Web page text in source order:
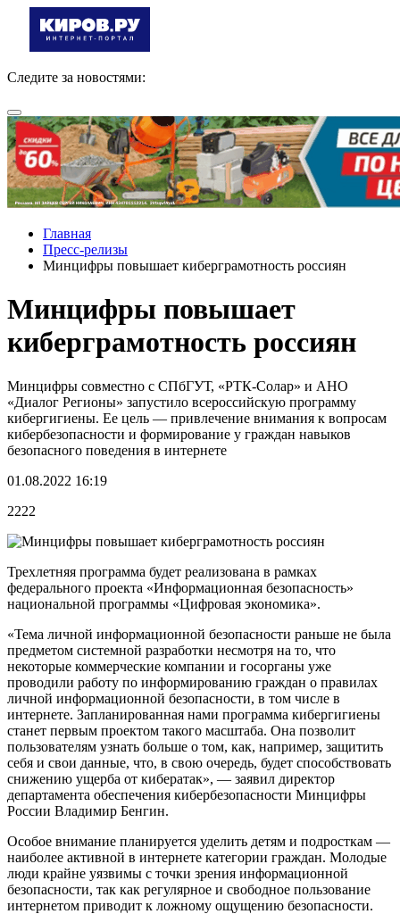
Следите за новостями:
Главная
Пресс-релизы
Минцифры повышает киберграмотность россиян
Минцифры повышает
киберграмотность россиян
Минцифры совместно с СПбГУТ, «РТК-Солар» и АНО
«Диалог Регионы» запустило всероссийскую программу
кибергигиены. Ее цель — привлечение внимания к вопросам
кибербезопасности и формирование у граждан навыков
безопасного поведения в интернете
01.08.2022 16:19
2222
Трехлетняя программа будет реализована в рамках
федерального проекта «Информационная безопасность»
национальной программы «Цифровая экономика».
«Тема личной информационной безопасности раньше не была
предметом системной разработки несмотря на то, что
некоторые коммерческие компании и госорганы уже
проводили работу по информированию граждан о правилах
личной информационной безопасности, в том числе в
интернете. Запланированная нами программа кибергигиены
станет первым проектом такого масштаба. Она позволит
пользователям узнать больше о том, как, например, защитить
себя и свои данные, что, в свою очередь, будет способствовать
снижению ущерба от кибератак», — заявил директор
департамента обеспечения кибербезопасности Минцифры
России Владимир Бенгин.
Особое внимание планируется уделить детям и подросткам —
наиболее активной в интернете категории граждан. Молодые
люди крайне уязвимы с точки зрения информационной
безопасности, так как регулярное и свободное пользование
интернетом приводит к ложному ощущению безопасности.